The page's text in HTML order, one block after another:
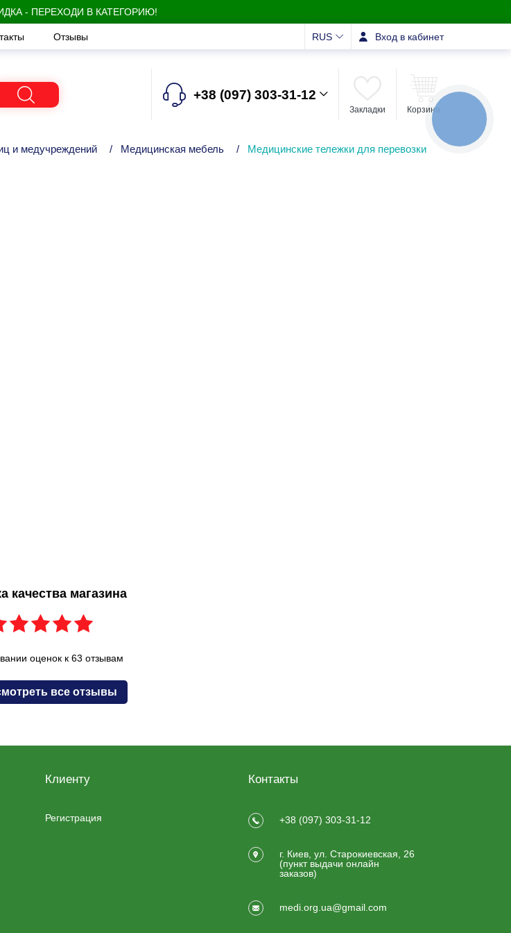
- ПЕРЕХОДИ В КАТЕГОРИЮ!
Отзывы RUS Вход в кабинет
+38 (097) 303-31-12
Закладки Корзина
и медучреждений / Медицинская мебель / Медицинские тележки для перевозки
качества магазина
оценок к 63 отзывам
все отзывы
Клиенту
Регистрация
Контакты
+38 (097) 303-31-12
г. Киев, ул. Старокиевская, 26
(пункт выдачи онлайн
заказов)
medi.org.ua@gmail.com